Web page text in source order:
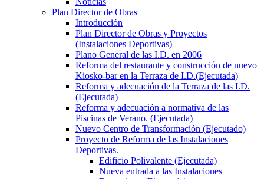
Plan Director de Obras
Introducción
Plan Director de Obras y Proyectos
(Instalaciones Deportivas)
Plano General de las I.D. en 2006
Reforma del restaurante y construcción de nuevo
Kiosko-bar en la Terraza de I.D.(Ejecutada)
Reforma y adecuación de la Terraza de las I.D.
(Ejecutada)
Reforma y adecuación a normativa de las
Piscinas de Verano. (Ejecutada)
Nuevo Centro de Transformación (Ejecutado)
Proyecto de Reforma de las Instalaciones
Deportivas.
Edificio Polivalente (Ejecutada)
Nueva entrada a las Instalaciones